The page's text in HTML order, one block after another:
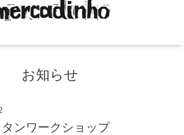
お知らせ
ンワークショップ